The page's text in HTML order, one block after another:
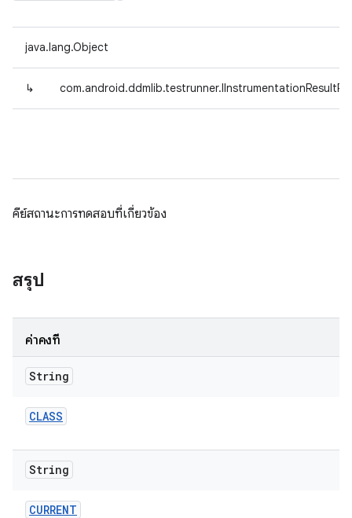
java.lang.Object
↳
คีย์สถานะการทดสอบที่เกี่ยวข้อง
สรุป
ค่าคงที่
String
CLASS
String
CURRENT